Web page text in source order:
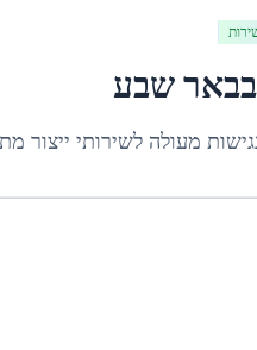
בבאר שבע
מעולה לשירותי ייצור